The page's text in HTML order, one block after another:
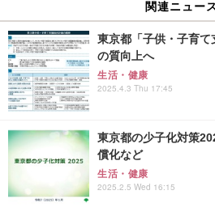
関連ニュース
東京都「子供・子育
の質向上へ
生活・健康
2025.4.3 Thu 17:45
東京都の少子化対策
償化など
生活・健康
2025.2.5 Wed 16:15